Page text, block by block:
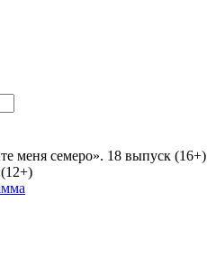
меня семеро». 18 выпуск (16+)